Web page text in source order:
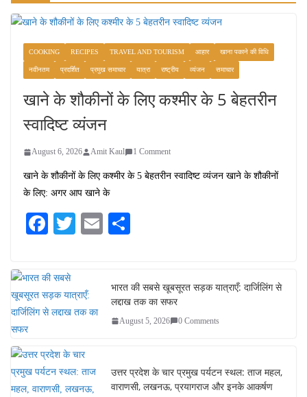
COOKING RECIPES TRAVEL AND TOURISM आहार खाना पकाने की विधि
नवीनतम प्रदर्शित प्रमुख समाचार यात्रा राष्ट्रीय व्यंजन समाचार
खाने के शौकीनों के लिए कश्मीर के 5 बेहतरीन
स्वादिष्ट व्यंजन
August 6, 2026 Amit Kaul 1 Comment
खाने के शौकीनों के लिए कश्मीर के 5 बेहतरीन स्वादिष्ट व्यंजन खाने के शौकीनों
के लिए: अगर आप खाने के
Fa
bo
ok
T
r
E
भारत की सबसे खूबसूरत सड़क यात्राएँ: दार्जिलिंग से
लद्दाख तक का सफर
August 5, 2026 0 Comments
उत्तर प्रदेश के चार प्रमुख पर्यटन स्थल: ताज महल,
वाराणसी, लखनऊ, प्रयागराज और इनके आकर्षण